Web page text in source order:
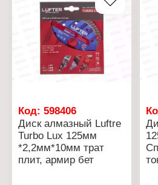
мм: 25,4
Толщина, мм: 1,4
Высота алмазного слоя,
Максимальная частота
вращения: 3400 об/мин
Вид диска: сплошной
Тип реза: мокрый (с
Код: 598406
Диск алмазный Luftre
Turbo Lux 125мм
*2,2мм*10мм трат
плит, армир бет